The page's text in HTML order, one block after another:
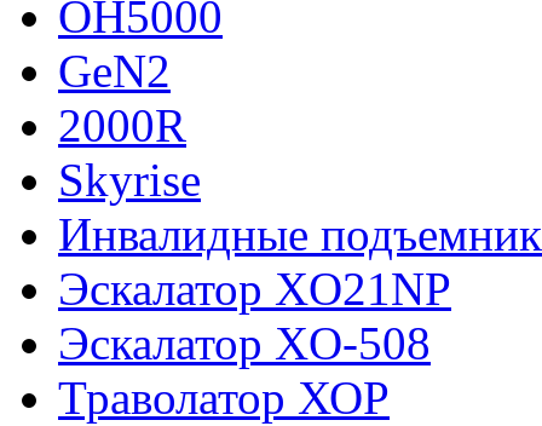
OH5000
GeN2
2000R
Skyrise
Инвалидные
Эскалатор XO21NP
Эскалатор XO-508
Траволатор ХОР